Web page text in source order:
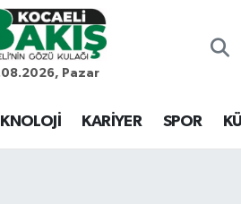
Pazar
KARİYER SPOR
Eczaneler